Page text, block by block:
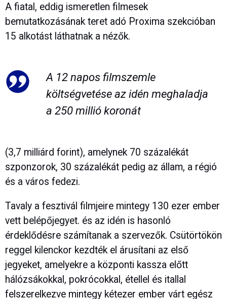
A fiatal, eddig ismeretlen filmesek
bemutatkozásának teret adó Proxima szekcióban
15 alkotást láthatnak a nézők.
A 12 napos filmszemle
költségvetése az idén meghaladja
a 250 millió koronát
(3,7 milliárd forint), amelynek 70 százalékát
szponzorok, 30 százalékát pedig az állam, a régió
és a város fedezi.
Tavaly a fesztivál filmjeire mintegy 130 ezer ember
vett belépőjegyet. és az idén is hasonló
érdeklődésre számítanak a szervezők. Csütörtökön
reggel kilenckor kezdték el árusítani az első
jegyeket, amelyekre a központi kassza előtt
hálózsákokkal, pokrócokkal, étellel és itallal
felszerelkezve mintegy kétezer ember várt egész